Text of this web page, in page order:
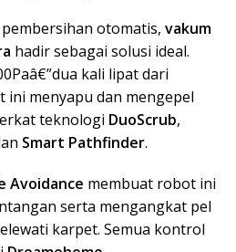
otomatis, vakum
hadir sebagai solusi ideal.
kali lipat dari
menyapu dan mengepel
teknologi DuoScrub,
Smart Pathfinder.
Avoidance membuat robot ini
serta mengangkat pel
karpet. Semua kontrol